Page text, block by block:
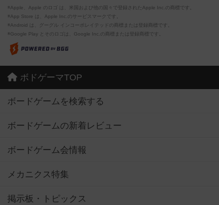
※Apple、Apple のロゴ は、米国および他の国々で登録されたApple Inc.の商標です。
※App Store は、Apple Inc.のサービスマークです。
※Android は、グーグル インコーポレイテッドの商標または登録商標です。
※Google Play とそのロゴは、Google Inc.の商標または登録商標です。
ボドゲーマTOP
ボードゲームを検索する
ボードゲームの新着レビュー
ボードゲーム会情報
メカニクス特集
掲示板・トピックス